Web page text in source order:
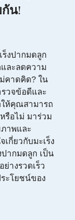
น!
งปากมดลูก
ละลดความ
ม่คาดคิด? ใน
วจข้อดีและ
ให้คุณสามารถ
รือไม่ มาร่วม
าพและ
กี่ยวกับมะเร็ง
ปากมดลูก เป็น
างรวดเร็ว
ะโยชน์ของ